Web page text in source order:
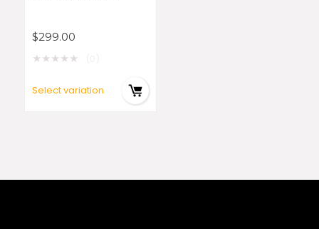
$299.00
★★★★★
Select variation